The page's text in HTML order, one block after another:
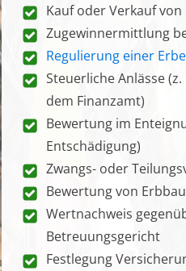
Kauf oder Verkauf
Zugewinnermittlung
Regulierung einer
Steuerliche Anlässe
dem Finanzamt)
Bewertung im
Entschädigung)
Zwangs- oder
Bewertung von
Wertnachweis
Betreuungsgericht
Festlegung